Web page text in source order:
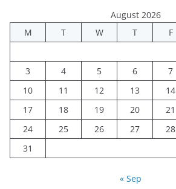
August 2026
M
T W T F
3
4 5 6 7
10
11 12 13 14
17
18 19 20 21
24
25 26 27 28
31
« Sep